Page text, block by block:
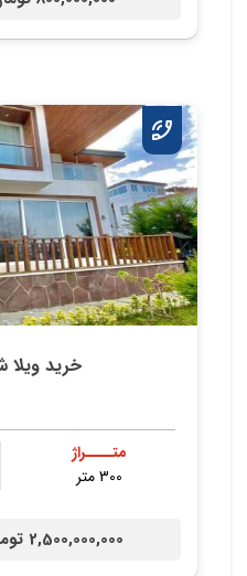
خرید
متــــراژ
300 متر
2,500,000,000 تومان /